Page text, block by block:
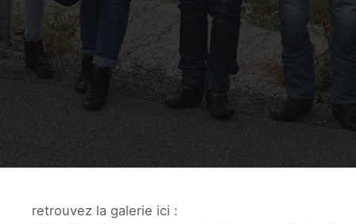
retrouvez la galerie ici :